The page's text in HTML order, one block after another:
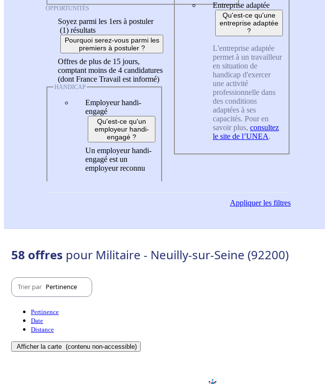
OPPORTUNITÉS
Soyez parmi les 1ers à postuler
(1) résultats
Pourquoi serez-vous parmi les
premiers à postuler ?
Offres de plus de 15 jours,
comptant moins de 4 candidatures
(dont France Travail est informé)
HANDICAP
Employeur handi-
engagé
Qu'est-ce qu'un
employeur handi-
engagé ?
Un employeur handi-
engagé est un
employeur reconnu
Entreprise adaptée
Qu'est-ce qu'une
entreprise adaptée
?
L'entreprise adaptée
permet à un travailleur
en situation de
handicap d'exercer
une activité
professionnelle dans
des conditions
adaptées à ses
capacités. Pour en
savoir plus, consultez
le site de l’UNEA.
Appliquerles filtres
58 offres pour Militaire - Neuilly-sur-Seine (92200)
Trier par Pertinence
Pertinence
Date
Distance
Afficher la carte (contenu non-accessible)